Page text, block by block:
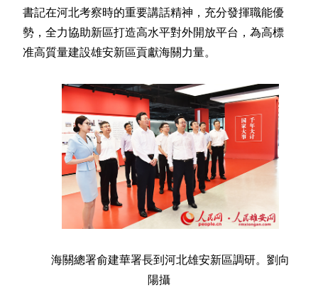
書記在河北考察時的重要講話精神，充分發揮職能優
勢，全力協助新區打造高水平對外開放平台，為高標
准高質量建設雄安新區貢獻海關力量。
海關總署俞建華署長到河北雄安新區調研。劉向
陽攝